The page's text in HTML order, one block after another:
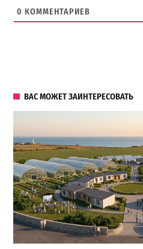
0 КОММЕНТАРИЕВ
ВАС МОЖЕТ ЗАИНТЕРЕСОВАТЬ